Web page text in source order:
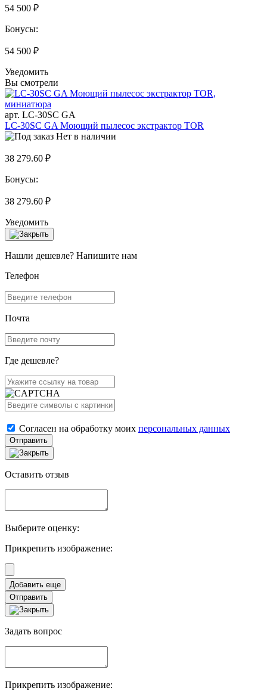
54 500 ₽
Бонусы:
54 500 ₽
Уведомить
Вы смотрели
арт. LC-30SC GA
LC-30SC GA Моющий пылесос экстрактор TOR
Нет в наличии
38 279.60 ₽
Бонусы:
38 279.60 ₽
Уведомить
Нашли дешевле? Напишите нам
Телефон
Почта
Где дешевле?
Согласен на обработку моих персональных данных
Отправить
Оставить отзыв
Выберите оценку:
Прикрепить изображение:
Отправить
Задать вопрос
Прикрепить изображение: